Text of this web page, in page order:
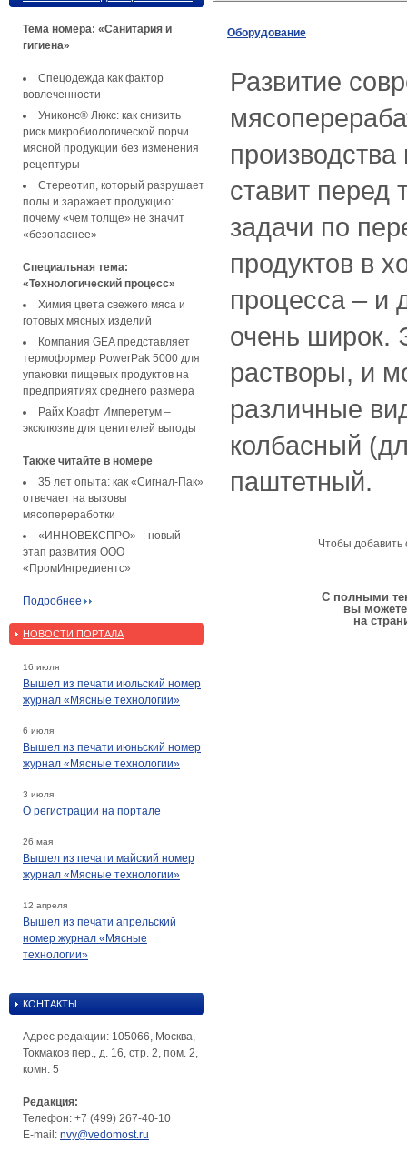
Тема номера: «Санитария и
гигиена»
Спецодежда как фактор
вовлеченности
Униконс® Люкс: как снизить
риск микробиологической порчи
мясной продукции без изменения
рецептуры
Стереотип, который разрушает
полы и заражает продукцию:
почему «чем толще» не значит
«безопаснее»
Специальная тема:
«Технологический процесс»
Химия цвета свежего мяса и
готовых мясных изделий
Компания GEA представляет
термоформер PowerPak 5000 для
упаковки пищевых продуктов на
предприятиях среднего размера
Райх Крафт Имперетум –
эксклюзив для ценителей выгоды
Также читайте в номере
35 лет опыта: как «Сигнал-Пак»
отвечает на вызовы
мясопереработки
«ИННОВЕКСПРО» – новый
этап развития ООО
«ПромИнгредиентс»
Подробнее
НОВОСТИ ПОРТАЛА
16 июля
Вышел из печати июльский номер
журнал «Мясные технологии»
6 июля
Вышел из печати июньский номер
журнал «Мясные технологии»
3 июля
О регистрации на портале
26 мая
Вышел из печати майский номер
журнал «Мясные технологии»
12 апреля
Вышел из печати апрельский
номер журнал «Мясные
технологии»
КОНТАКТЫ
Адрес редакции: 105066, Москва,
Токмаков пер., д. 16, стр. 2, пом. 2,
комн. 5
Редакция:
Телефон: +7 (499) 267-40-10
E-mail: nvy@vedomost.ru
Оборудование
Развитие
производства
ставит перед
задачи по
продуктов в
процесса – и
очень широк.
растворы, и
различные
колбасный
паштетный.
Чтобы
С полными
вы
на